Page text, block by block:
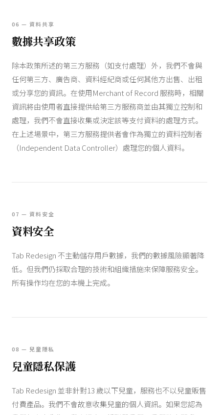
06 — 資料共享
數據共享政策
除本政策所述的第三方服務（如支付處理）外，我們不會與
任何第三方、廣告商、資料經紀商或任何其他方出售、出租
或分享您的資訊。在使用Merchant of Record 服務時，相關
資訊將由使用者直接提供給第三方服務商並由其獨立控制和
處理，我們不會直接收集或決定該等支付資料的處理方式。
在上述場景中，第三方服務提供者會作為獨立的資料控制者
（Independent Data Controller）處理您的個人資料。
07 — 資料安全
資料安全
Tab Redesign 不主動儲存用戶數據，我們的數據風險顯著降
低。但我們仍採取合理的技術和組織措施來保障服務安全。
所有操作均在您的本機上完成。
08 — 兒童隱私
兒童隱私保護
Tab Redesign 並非針對13 歲以下兒童，服務也不以兒童販售
付費產品。我們不會故意收集兒童的個人資訊。如果您認為